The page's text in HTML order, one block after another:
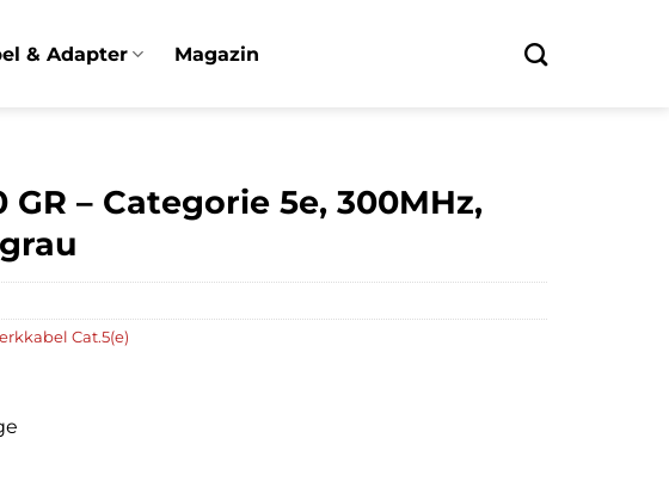
& Adapter Magazin
GR – Categorie 5e, 300MHz,
Cat.5(e)